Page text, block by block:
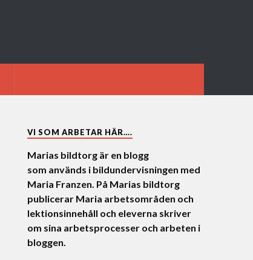
VI SOM ARBETAR HÄR….
Marias bildtorg är en blogg
som används i bildundervisningen med
Maria Franzen. På Marias bildtorg
publicerar Maria arbetsområden och
lektionsinnehåll och eleverna skriver
om sina arbetsprocesser och arbeten i
bloggen.